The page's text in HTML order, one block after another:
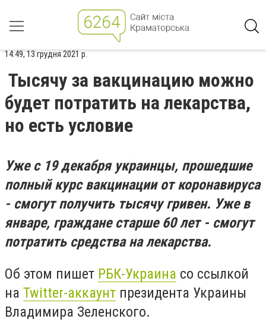
14:49, 13 грудня 2021 р.
Тысячу за вакцинацию можно
будет потратить на лекарства,
но есть условие
Уже с 19 декабря украинцы, прошедшие
полный курс вакцинации от коронавируса
- смогут получить тысячу гривен. Уже в
январе, граждане старше 60 лет - смогут
потратить средства на лекарства.
Об этом пишет РБК-Украина со ссылкой
на Twitter-аккаунт президента Украины
Владимира Зеленского.